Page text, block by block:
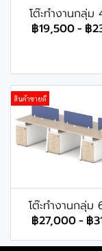
โต๊ะทำงานกลุ่ม
฿19,500- ฿
สินค้าขายดี
โต๊ะทำงานกลุ่ม
฿27,000- ฿